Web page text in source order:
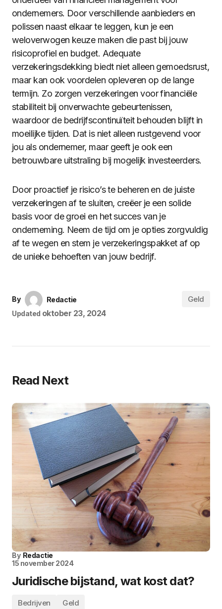
ondernemers. Door verschillende aanbieders en
polissen naast elkaar te leggen, kun je een
weloverwogen keuze maken die past bij jouw
risicoprofiel en budget. Adequate
verzekeringsdekking biedt niet alleen gemoedsrust,
maar kan ook voordelen opleveren op de lange
termijn. Zo zorgen verzekeringen voor financiële
stabiliteit bij onverwachte gebeurtenissen,
waardoor de bedrijfscontinuïteit behouden blijft in
moeilijke tijden. Dat is niet alleen rustgevend voor
jou als ondernemer, maar geeft je ook een
betrouwbare uitstraling bij mogelijk investeerders.
Door proactief je risico’s te beheren en de juiste
verzekeringen af te sluiten, creëer je een solide
basis voor de groei en het succes van je
onderneming. Neem de tijd om je opties zorgvuldig
af te wegen en stem je verzekeringspakket af op
de unieke behoeften van jouw bedrijf.
By
Redactie
Updated oktober 23, 2024
Geld
Read Next
By Redactie
15 november 2024
Juridische bijstand, wat kost dat?
Bedrijven Geld